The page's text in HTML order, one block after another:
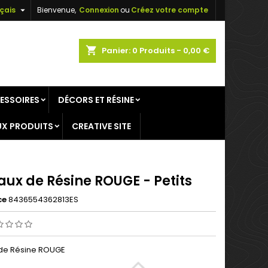
Bienvenue, Connexionou Créez votre compte

shopping_cart Panier: 0 Produits - 0,00 €
DÉCORS ET RÉSINE
PRODUITS CREATIVE SITE
de Résine ROUGE - Petits
8436554362813ES
Résine ROUGE